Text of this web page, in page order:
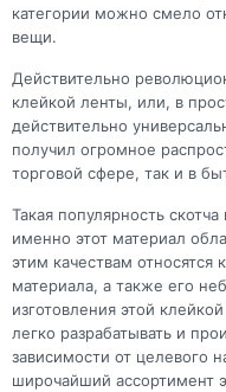
категории можно смело
вещи.
Действительно
клейкой ленты, или, в
действительно
получил огромное
торговой сфере, так и в
Такая популярность
именно этот материал
этим качествам относятся
материала, а также его
изготовления этой
легко разрабатывать и
зависимости от целевого
широчайший ассортимент